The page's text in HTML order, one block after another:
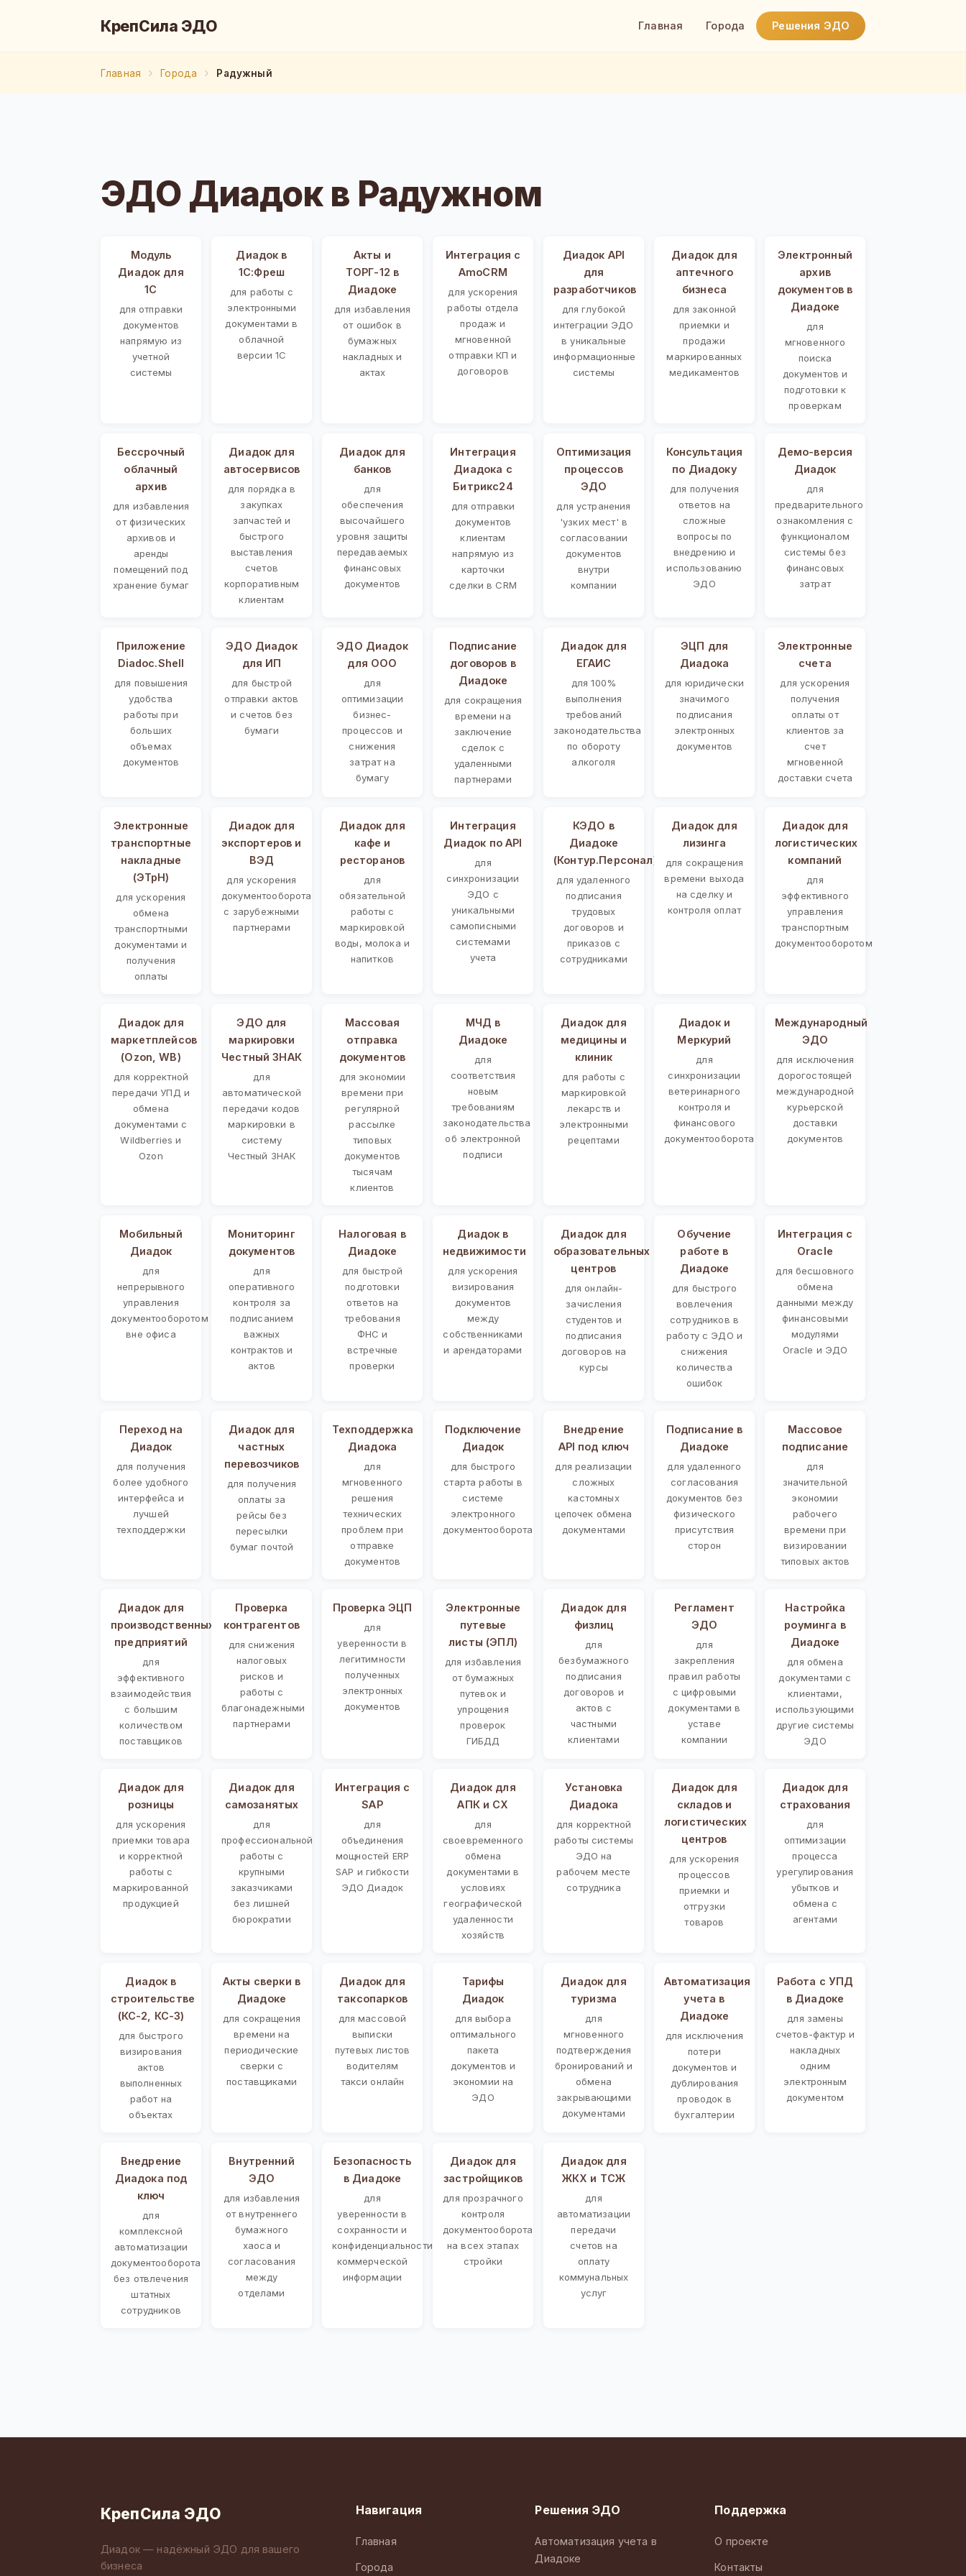
КрепСила ЭДО Главная Города Решения ЭДО
Главная Города Радужный
ЭДО Диадок в Радужном
Модуль
Диадок для
1С
для отправки
документов
напрямую из
учетной
системы
Диадок в
1С:Фреш
для работы с
электронными
документами в
облачной
версии 1С
Акты и
ТОРГ-12 в
Диадоке
для избавления
от ошибок в
бумажных
накладных и
актах
Интеграция с
AmoCRM
для ускорения
работы отдела
продаж и
мгновенной
отправки КП и
договоров
Диадок API
для
разработчиков
для глубокой
интеграции ЭДО
в уникальные
информационные
системы
Диадок для
аптечного
бизнеса
для законной
приемки и
продажи
маркированных
медикаментов
Электронный
архив
документов в
Диадоке
для
мгновенного
поиска
документов и
подготовки к
проверкам
Бессрочный
облачный
архив
для избавления
от физических
архивов и
аренды
помещений под
хранение бумаг
Диадок для
автосервисов
для порядка в
закупках
запчастей и
быстрого
выставления
счетов
корпоративным
клиентам
Диадок для
банков
для
обеспечения
высочайшего
уровня защиты
передаваемых
финансовых
документов
Интеграция
Диадока с
Битрикс24
для отправки
документов
клиентам
напрямую из
карточки
сделки в CRM
Оптимизация
процессов
ЭДО
для устранения
'узких мест' в
согласовании
документов
внутри
компании
Консультация
по Диадоку
для получения
ответов на
сложные
вопросы по
внедрению и
использованию
ЭДО
Демо-версия
Диадок
для
предварительного
ознакомления с
функционалом
системы без
финансовых
затрат
Приложение
Diadoc.Shell
для повышения
удобства
работы при
больших
объемах
документов
ЭДО Диадок
для ИП
для быстрой
отправки актов
и счетов без
бумаги
ЭДО Диадок
для ООО
для
оптимизации
бизнес-
процессов и
снижения
затрат на
бумагу
Подписание
договоров в
Диадоке
для сокращения
времени на
заключение
сделок с
удаленными
партнерами
Диадок для
ЕГАИС
для 100%
выполнения
требований
законодательства
по обороту
алкоголя
ЭЦП для
Диадока
для юридически
значимого
подписания
электронных
документов
Электронные
счета
для ускорения
получения
оплаты от
клиентов за
счет
мгновенной
доставки счета
Электронные
транспортные
накладные
(ЭТрН)
для ускорения
обмена
транспортными
документами и
получения
оплаты
Диадок для
экспортеров и
ВЭД
для ускорения
документооборота
с зарубежными
партнерами
Диадок для
кафе и
ресторанов
для
обязательной
работы с
маркировкой
воды, молока и
напитков
Интеграция
Диадок по API
для
синхронизации
ЭДО с
уникальными
самописными
системами
учета
КЭДО в
Диадоке
(Контур.Персонал)
для удаленного
подписания
трудовых
договоров и
приказов с
сотрудниками
Диадок для
лизинга
для сокращения
времени выхода
на сделку и
контроля оплат
Диадок для
логистических
компаний
для
эффективного
управления
транспортным
документооборотом
Диадок для
маркетплейсов
(Ozon, WB)
для корректной
передачи УПД и
обмена
документами с
Wildberries и
Ozon
ЭДО для
маркировки
Честный ЗНАК
для
автоматической
передачи кодов
маркировки в
систему
Честный ЗНАК
Массовая
отправка
документов
для экономии
времени при
регулярной
рассылке
типовых
документов
тысячам
клиентов
МЧД в
Диадоке
для
соответствия
новым
требованиям
законодательства
об электронной
подписи
Диадок для
медицины и
клиник
для работы с
маркировкой
лекарств и
электронными
рецептами
Диадок и
Меркурий
для
синхронизации
ветеринарного
контроля и
финансового
документооборота
Международный
ЭДО
для исключения
дорогостоящей
международной
курьерской
доставки
документов
Мобильный
Диадок
для
непрерывного
управления
документооборотом
вне офиса
Мониторинг
документов
для
оперативного
контроля за
подписанием
важных
контрактов и
актов
Налоговая в
Диадоке
для быстрой
подготовки
ответов на
требования
ФНС и
встречные
проверки
Диадок в
недвижимости
для ускорения
визирования
документов
между
собственниками
и арендаторами
Диадок для
образовательных
центров
для онлайн-
зачисления
студентов и
подписания
договоров на
курсы
Обучение
работе в
Диадоке
для быстрого
вовлечения
сотрудников в
работу с ЭДО и
снижения
количества
ошибок
Интеграция с
Oracle
для бесшовного
обмена
данными между
финансовыми
модулями
Oracle и ЭДО
Переход на
Диадок
для получения
более удобного
интерфейса и
лучшей
техподдержки
Диадок для
частных
перевозчиков
для получения
оплаты за
рейсы без
пересылки
бумаг почтой
Техподдержка
Диадока
для
мгновенного
решения
технических
проблем при
отправке
документов
Подключение
Диадок
для быстрого
старта работы в
системе
электронного
документооборота
Внедрение
API под ключ
для реализации
сложных
кастомных
цепочек обмена
документами
Подписание в
Диадоке
для удаленного
согласования
документов без
физического
присутствия
сторон
Массовое
подписание
для
значительной
экономии
рабочего
времени при
визировании
типовых актов
Диадок для
производственных
предприятий
для
эффективного
взаимодействия
с большим
количеством
поставщиков
Проверка
контрагентов
для снижения
налоговых
рисков и
работы с
благонадежными
партнерами
Проверка ЭЦП
для
уверенности в
легитимности
полученных
электронных
документов
Электронные
путевые
листы (ЭПЛ)
для избавления
от бумажных
путевок и
упрощения
проверок
ГИБДД
Диадок для
физлиц
для
безбумажного
подписания
договоров и
актов с
частными
клиентами
Регламент
ЭДО
для
закрепления
правил работы
с цифровыми
документами в
уставе
компании
Настройка
роуминга в
Диадоке
для обмена
документами с
клиентами,
использующими
другие системы
ЭДО
Диадок для
розницы
для ускорения
приемки товара
и корректной
работы с
маркированной
продукцией
Диадок для
самозанятых
для
профессиональной
работы с
крупными
заказчиками
без лишней
бюрократии
Интеграция с
SAP
для
объединения
мощностей ERP
SAP и гибкости
ЭДО Диадок
Диадок для
АПК и СХ
для
своевременного
обмена
документами в
условиях
географической
удаленности
хозяйств
Установка
Диадока
для корректной
работы системы
ЭДО на
рабочем месте
сотрудника
Диадок для
складов и
логистических
центров
для ускорения
процессов
приемки и
отгрузки
товаров
Диадок для
страхования
для
оптимизации
процесса
урегулирования
убытков и
обмена с
агентами
Диадок в
строительстве
(КС-2, КС-3)
для быстрого
визирования
актов
выполненных
работ на
объектах
Акты сверки в
Диадоке
для сокращения
времени на
периодические
сверки с
поставщиками
Диадок для
таксопарков
для массовой
выписки
путевых листов
водителям
такси онлайн
Тарифы
Диадок
для выбора
оптимального
пакета
документов и
экономии на
ЭДО
Диадок для
туризма
для
мгновенного
подтверждения
бронирований и
обмена
закрывающими
документами
Автоматизация
учета в
Диадоке
для исключения
потери
документов и
дублирования
проводок в
бухгалтерии
Работа с УПД
в Диадоке
для замены
счетов-фактур и
накладных
одним
электронным
документом
Внедрение
Диадока под
ключ
для
комплексной
автоматизации
документооборота
без отвлечения
штатных
сотрудников
Внутренний
ЭДО
для избавления
от внутреннего
бумажного
хаоса и
согласования
между
отделами
Безопасность
в Диадоке
для
уверенности в
сохранности и
конфиденциальности
коммерческой
информации
Диадок для
застройщиков
для прозрачного
контроля
документооборота
на всех этапах
стройки
Диадок для
ЖКХ и ТСЖ
для
автоматизации
передачи
счетов на
оплату
коммунальных
услуг
КрепСила ЭДО
Диадок — надёжный ЭДО для вашего
бизнеса
Навигация
Главная
Города
Решения ЭДО
Автоматизация учета в
Диадоке
Поддержка
О проекте
Контакты